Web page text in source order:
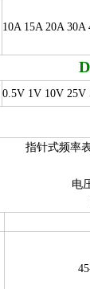
10A 15A 20A 30A
0.5V 1V 10V 25V
指针式频率
电